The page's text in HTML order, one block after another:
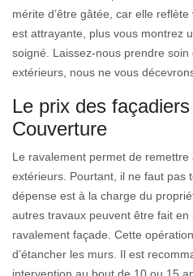
mérite d’être gâtée, car elle
est attrayante, plus vous montrez
soigné. Laissez-nous prendre
extérieurs, nous ne vous
Le prix des
Couverture
Le ravalement permet de
extérieurs. Pourtant, il ne faut pas
dépense est à la charge du
autres travaux peuvent être fait en
ravalement façade. Cette
d’étancher les murs. Il est